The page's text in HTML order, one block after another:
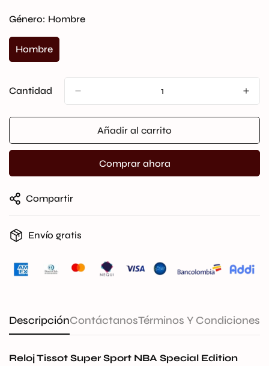
Género: Hombre
Hombre
Variante
No
Disponible
Cantidad
Añadir al carrito
Comprar ahora
Compartir
Envío gratis
DescripciónContáctanosTérminos Y Condiciones
Reloj Tissot Super Sport NBA Special Edition